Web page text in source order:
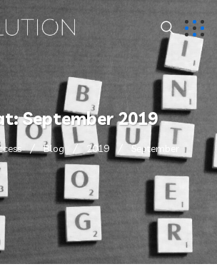
September 2019
Blog 2019 September